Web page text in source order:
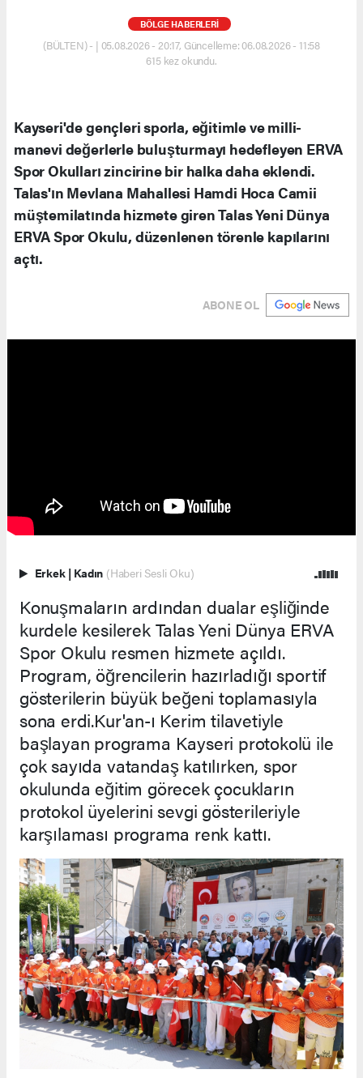
BÖLGE HABERLERİ
(BÜLTEN) - | 05.08.2026 - 20:17, Güncelleme: 06.08.2026 - 11:58
615 kez okundu.
Kayseri'de gençleri sporla, eğitimle ve milli-
manevi değerlerle buluşturmayı hedefleyen ERVA
Spor Okulları zincirine bir halka daha eklendi.
Talas'ın Mevlana Mahallesi Hamdi Hoca Camii
müştemilatında hizmete giren Talas Yeni Dünya
ERVA Spor Okulu, düzenlenen törenle kapılarını
açtı.
ABONE OL
Erkek | Kadın (Haberi Sesli Oku)
Konuşmaların ardından dualar eşliğinde
kurdele kesilerek Talas Yeni Dünya ERVA
Spor Okulu resmen hizmete açıldı.
Program, öğrencilerin hazırladığı sportif
gösterilerin büyük beğeni toplamasıyla
sona erdi.Kur'an-ı Kerim tilavetiyle
başlayan programa Kayseri protokolü ile
çok sayıda vatandaş katılırken, spor
okulunda eğitim görecek çocukların
protokol üyelerini sevgi gösterileriyle
karşılaması programa renk kattı.